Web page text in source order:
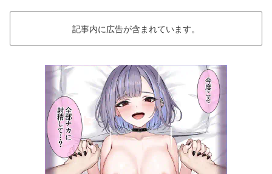
記事内に広告が含まれています。